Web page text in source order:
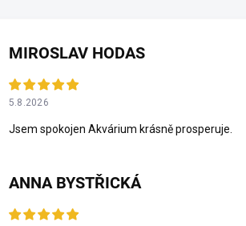
MIROSLAV HODAS
5.8.2026
Jsem spokojen Akvárium krásně prosperuje.
ANNA BYSTŘICKÁ